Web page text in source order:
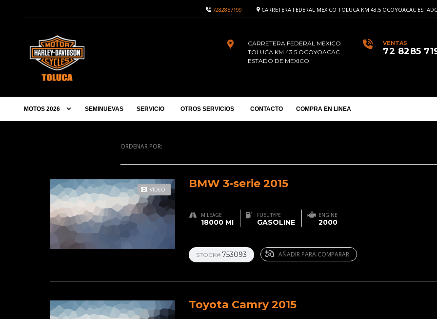
CARRETERA FEDERAL MEXICO TOLUCA KM 43.5 OCOYOACAC
7282857199
VENTAS
72 8285
CARRETERA FEDERAL MEXICO
TOLUCA KM 43.5 OCOYOACAC
ESTADO DE MEXICO
MOTOS 2026 SEMINUEVAS SERVICIO OTROS SERVICIOS CONTACTO COMPRA EN LINEA
ORDENAR POR:
VIDEO BMW 3-serie 2015
MILEAGE
18000 MI
FUEL TYPE
GASOLINE
ENGINE
2000
STOCK# 753093 AÑADIR PARA COMPARAR
Toyota Camry 2015